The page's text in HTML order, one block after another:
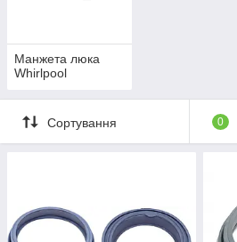
Манжета люка
Whirlpool
Сортування 0